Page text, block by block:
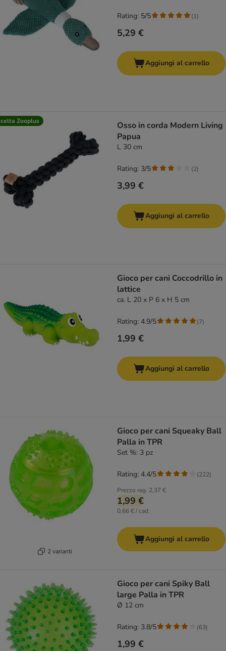
5,29 €
Rating: 5/5 (1)
Aggiungi al carrello
Zooplus
Osso in corda Modern Living
Papua
L 30 cm
3,99 €
Rating: 3/5 (2)
Aggiungi al carrello
Gioco per cani Coccodrillo in
lattice
ca. L 20 x P 6 x H 5 cm
1,99 €
Rating: 4.9/5 (7)
Aggiungi al carrello
2 varianti
Gioco per cani Squeaky Ball
Palla in TPR
Set %: 3 pz
Prezzo reg. 2,37 €
1,99 €
0,66 € / cad.
Rating: 4.4/5 (222)
Aggiungi al carrello
Gioco per cani Spiky Ball
large Palla in TPR
Ø 12 cm
1,99 €
Rating: 3.8/5 (63)